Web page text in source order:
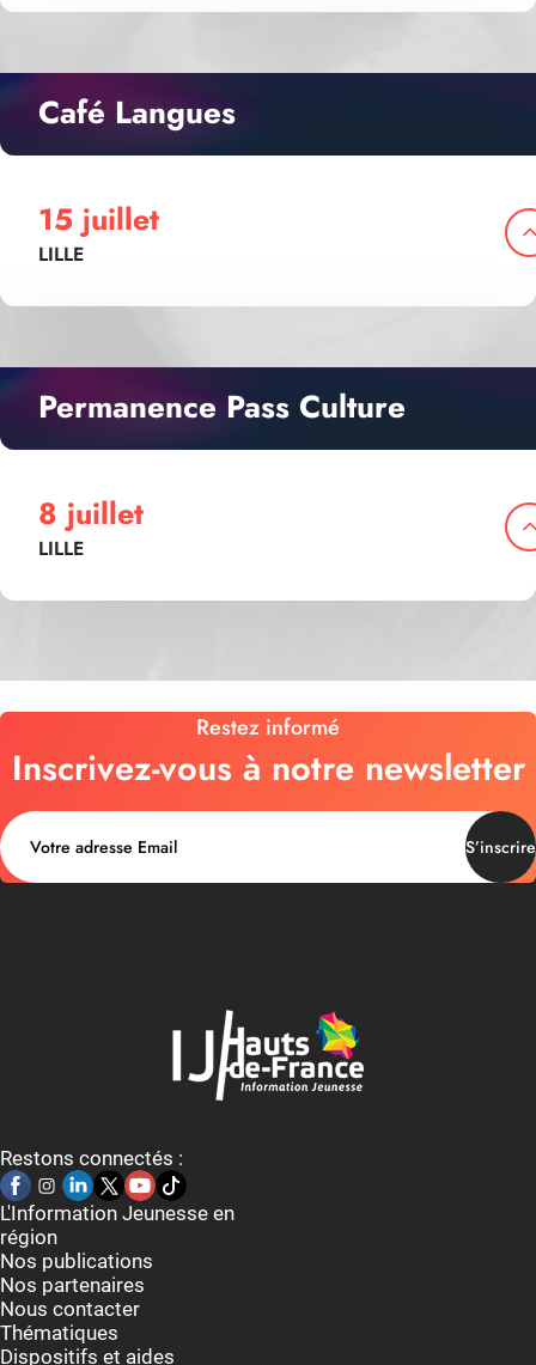
Café Langues
15 juillet
LILLE
Permanence Pass Culture
8 juillet
LILLE
Restez informé
Inscrivez-vous à notre newsletter
S’inscrire
Restons connectés :
L'Information Jeunesse en
région
Nos publications
Nos partenaires
Nous contacter
Thématiques
Dispositifs et aides